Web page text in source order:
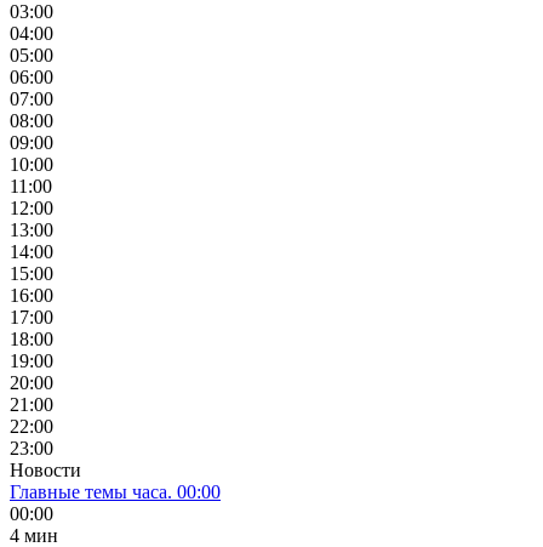
03:00
04:00
05:00
06:00
07:00
08:00
09:00
10:00
11:00
12:00
13:00
14:00
15:00
16:00
17:00
18:00
19:00
20:00
21:00
22:00
23:00
Новости
Главные темы часа. 00:00
00:00
4 мин